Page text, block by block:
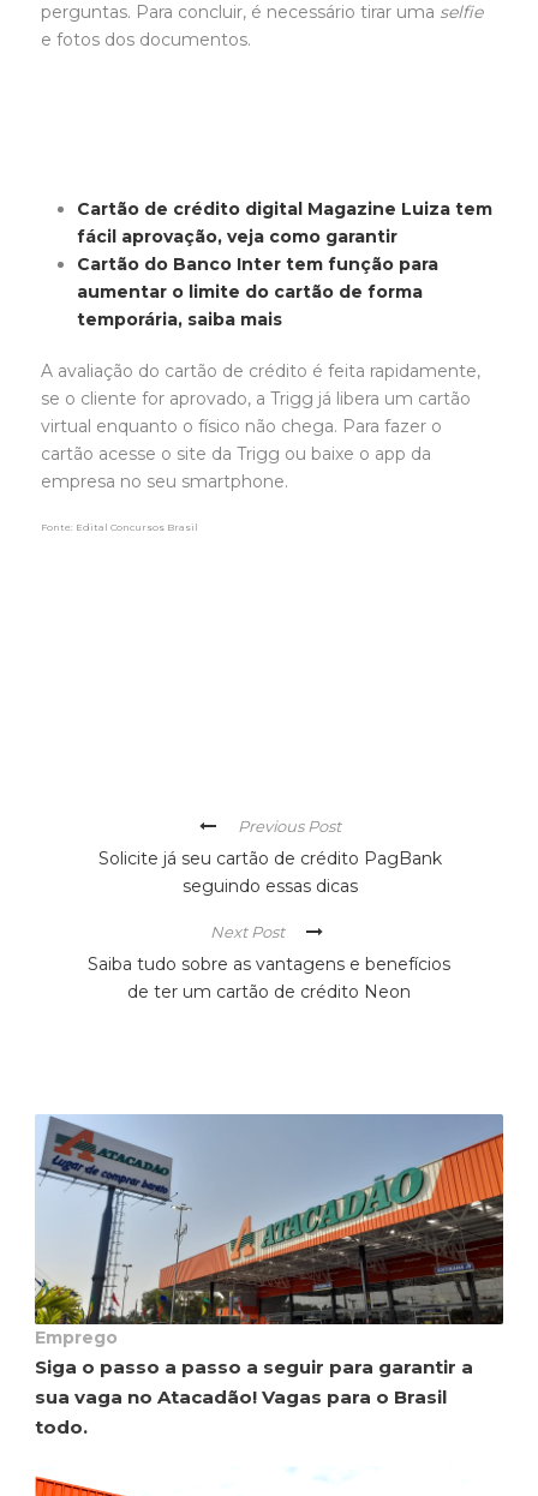
perguntas. Para concluir, é necessário tirar uma selfie
e fotos dos documentos.
Cartão de crédito digital Magazine Luiza tem
fácil aprovação, veja como garantir
Cartão do Banco Inter tem função para
aumentar o limite do cartão de forma
temporária, saiba mais
A avaliação do cartão de crédito é feita rapidamente,
se o cliente for aprovado, a Trigg já libera um cartão
virtual enquanto o físico não chega. Para fazer o
cartão acesse o site da Trigg ou baixe o app da
empresa no seu smartphone.
Fonte: Edital Concursos Brasil
Previous Post
Solicite já seu cartão de crédito PagBank
seguindo essas dicas
Next Post
Saiba tudo sobre as vantagens e benefícios
de ter um cartão de crédito Neon
Emprego
Siga o passo a passo a seguir para garantir a
sua vaga no Atacadão! Vagas para o Brasil
todo.